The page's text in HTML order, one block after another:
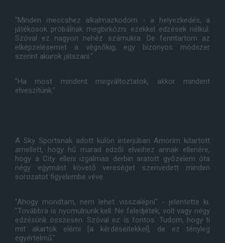
"Minden meccshez alkalmazkodom - a helyezkedés, a
játékosok próbálnak megbirkózni ezekkel edzések nélkül.
Szóval ez nagyon nehéz számukra. De fenntartom az
elképzelésemet a végsőkig, egy bizonyos módszer
szerint akarok játszani."
"Ha most mindent megváltoztatok, akkor mindent
elveszítünk."
A Sky Sportsnak adott külön interjúban Amorim kitartott
amellett, hogy hű marad edzői elveihez annak ellenére,
hogy a City elleni izgalmas derbin aratott győzelem óta
négy egymást követő vereséget szenvedett minden
sorozatot figyelembe véve.
"Ahogy mondtam, nem lehet visszalépni" - jelentette ki.
"Továbbra is nyomulnunk kell. Ne feledjétek, volt vagy négy
edzésünk összesen. Szóval ez is fontos. Tudom, hogy ti
mit akartok elérni [a kérdéseitekkel], de ez tényleg
egyértelmű."